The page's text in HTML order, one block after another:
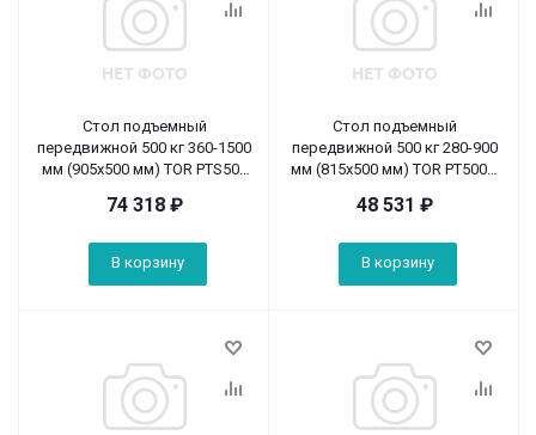
Стол подъемный
передвижной 500 кг 360-1500
мм (905х500 мм) TOR PTS500
74 318₽
В корзину
Стол подъемный
передвижной 500 кг 280-900
мм (815х500 мм) TOR PT500A
48 531 ₽
В корзину